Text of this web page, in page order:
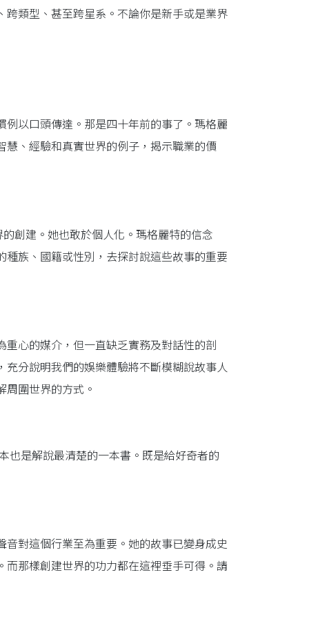
類型、甚至跨星系。不論你是新手或是業界
以口頭傳達。那是四十年前的事了。瑪格麗
、經驗和真實世界的例子，揭示職業的價
創建。她也敢於個人化。瑪格麗特的信念
族、國籍或性別，去探討說這些故事的重要
心的媒介，但一直缺乏實務及對話性的剖
分說明我們的娛樂體驗將不斷模糊說故事人
周圍世界的方式。
也是解說最清楚的一本書。既是給好奇者的
對這個行業至為重要。她的故事已變身成史
那樣創建世界的功力都在這裡垂手可得。請